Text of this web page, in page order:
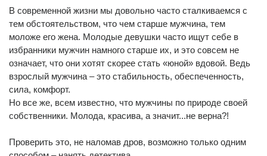
В современной жизни мы довольно часто сталкиваемся с
тем обстоятельством, что чем старше мужчина, тем
моложе его жена. Молодые девушки часто ищут себе в
избранники мужчин намного старше их, и это совсем не
означает, что они хотят скорее стать «юной» вдовой. Ведь
взрослый мужчина – это стабильность, обеспеченность,
сила, комфорт.
Но все же, всем известно, что мужчины по природе своей
собственники. Молода, красива, а значит...не верна?!
Проверить это, не наломав дров, возможно только одним